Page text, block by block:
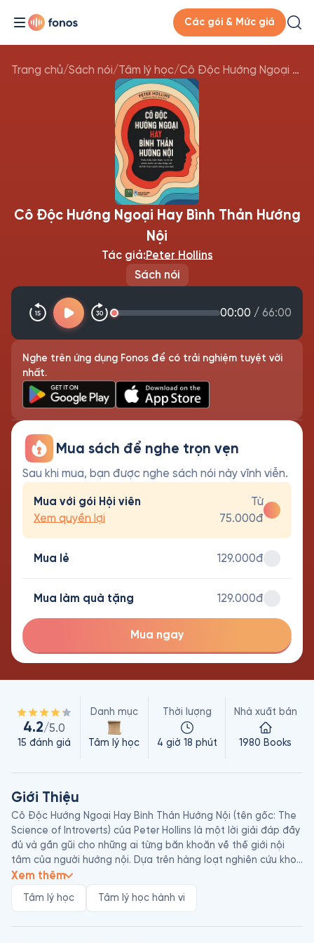
Các gói & Mức giá
Trang chủ/Sách nói/Tâm lý học/ Cô Độc Hướng Ngoại Hay Bình Thản Hướng Nội
Sách nói
Cô Độc Hướng Ngoại Hay Bình Thản Hướng
Nội
Tác giả:Peter Hollins
00:00 / 66:00
Nghe trên ứng dụng Fonos để có trải nghiệm tuyệt vời
nhất.
Mua sách để nghe trọn vẹn
Sau khi mua, bạn được nghe sách nói này vĩnh viễn.
Mua với gói Hội viên
Xem quyền lợi
Từ
75.000đ
Mua lẻ 129.000đ
Mua làm quà tặng 129.000đ
Mua ngay
4.2/5.0
15 đánh giá
Danh mục
Tâm lý học
Thời lượng
4 giờ 18 phút
Nhà xuất bản
1980 Books
Giới Thiệu
Cô Độc Hướng Ngoại Hay Bình Thản Hướng Nội (tên gốc: The
Science of Introverts) của Peter Hollins là một lời giải đáp đầy
đủ và gần gũi cho những ai từng băn khoăn về thế giới nội
tâm của người hướng nội. Dựa trên hàng loạt nghiên cứu khoa
học về não bộ và hành vi con người, tác giả phá bỏ những
khó hòa nhập. Thay vào đó, ông cho thấy hướng nội là một
Xem thêm
Tâm lý học Tâm lý học hành vi